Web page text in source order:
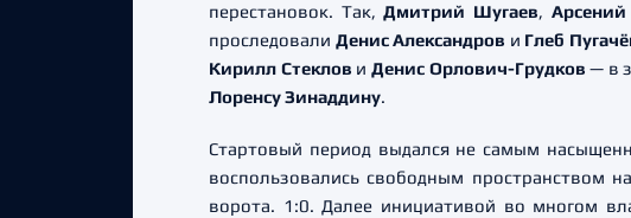
перестановок. Так,Дмитрий Шугаев, Арсений
проследовали Денис Александров и Глеб
Кирилл Стеклов и Денис Орлович-Грудков — в
Лоренсу Зинаддину.
Стартовый период выдался не самым
воспользовались свободным пространством
ворота. 1:0. Далее инициативой во многом